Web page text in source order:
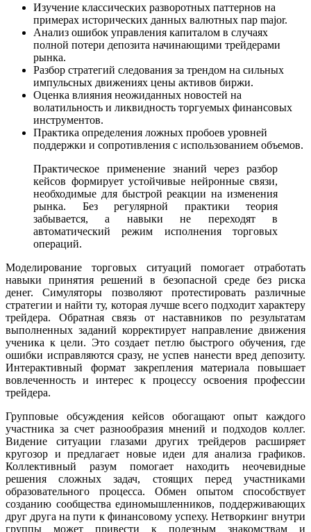
Изучение классических разворотных паттернов на
примерах исторических данных валютных пар major.
Анализ ошибок управления капиталом в случаях
полной потери депозита начинающими трейдерами
рынка.
Разбор стратегий следования за трендом на сильных
импульсных движениях цены активов биржи.
Оценка влияния неожиданных новостей на
волатильность и ликвидность торгуемых финансовых
инструментов.
Практика определения ложных пробоев уровней
поддержки и сопротивления с использованием объемов.
Практическое применение знаний через разбор
кейсов формирует устойчивые нейронные связи,
необходимые для быстрой реакции на изменения
рынка. Без регулярной практики теория
забывается, а навыки не переходят в
автоматический режим исполнения торговых
операций.
Моделирование торговых ситуаций помогает отработать
навыки принятия решений в безопасной среде без риска
денег. Симуляторы позволяют протестировать различные
стратегии и найти ту, которая лучше всего подходит характеру
трейдера. Обратная связь от наставников по результатам
выполненных заданий корректирует направление движения
ученика к цели. Это создает петлю быстрого обучения, где
ошибки исправляются сразу, не успев нанести вред депозиту.
Интерактивный формат закрепления материала повышает
вовлеченность и интерес к процессу освоения профессии
трейдера.
Групповые обсуждения кейсов обогащают опыт каждого
участника за счет разнообразия мнений и подходов коллег.
Видение ситуации глазами других трейдеров расширяет
кругозор и предлагает новые идеи для анализа графиков.
Коллективный разум помогает находить неочевидные
решения сложных задач, стоящих перед участниками
образовательного процесса. Обмен опытом способствует
созданию сообщества единомышленников, поддерживающих
друг друга на пути к финансовому успеху. Нетворкинг внутри
группы может привести к полезным знакомствам и